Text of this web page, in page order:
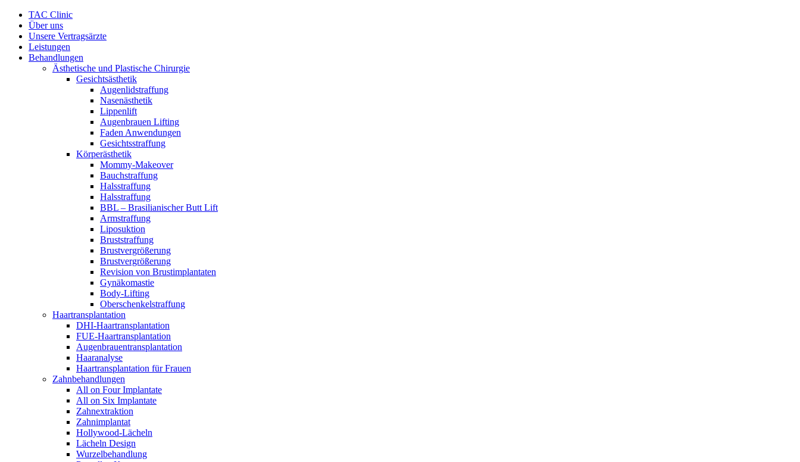
Zum
Inhalt
springen
TAC Clinic
Über uns
Unsere Vertragsärzte
Leistungen
Behandlungen
Ästhetische und Plastische Chirurgie
Gesichtsästhetik
Augenlidstraffung
Nasenästhetik
Lippenlift
Augenbrauen Lifting
Faden Anwendungen
Gesichtsstraffung
Körperästhetik
Mommy-Makeover
Bauchstraffung
Halsstraffung
Halsstraffung
BBL – Brasilianischer Butt Lift
Armstraffung
Liposuktion
Bruststraffung
Brustvergrößerung
Brustvergrößerung
Revision von Brustimplantaten
Gynäkomastie
Body-Lifting
Oberschenkelstraffung
Haartransplantation
DHI-Haartransplantation
FUE-Haartransplantation
Augenbrauentransplantation
Haaranalyse
Haartransplantation für Frauen
Zahnbehandlungen
All on Four Implantate
All on Six Implantate
Zahnextraktion
Zahnimplantat
Hollywood-Lächeln
Lächeln Design
Wurzelbehandlung